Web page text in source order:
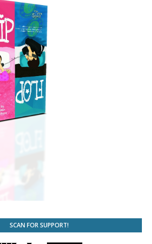
SCAN FOR SUPPORT!